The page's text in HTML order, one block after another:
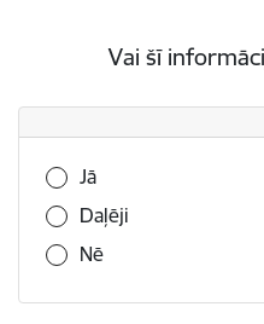
Vai šī
Vai šī informācija bija
Jā
Daļēji
Nē